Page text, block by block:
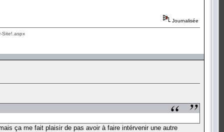
Journalisée
Site!.aspx
ça me fait plaisir de pas avoir à faire intérvenir une autre